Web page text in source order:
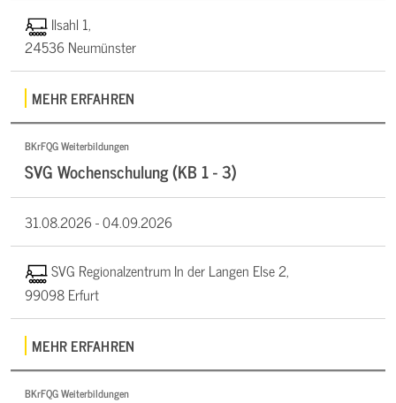
Ilsahl 1,
24536 Neumünster
MEHR ERFAHREN
BKrFQG Weiterbildungen
SVG Wochenschulung (KB 1 - 3)
31.08.2026 -04.09.2026
SVG Regionalzentrum In der Langen Else 2,
99098 Erfurt
MEHR ERFAHREN
BKrFQG Weiterbildungen